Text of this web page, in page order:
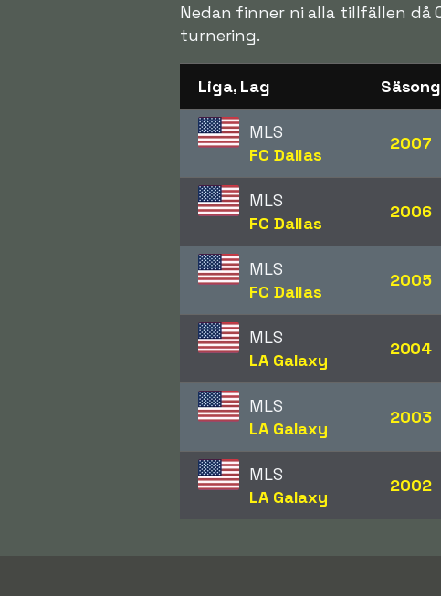
Nedan finner ni alla tillfällen då
turnering.
Liga, Lag Säsong
MLS
FC Dallas
2007
MLS
FC Dallas
2006
MLS
FC Dallas
2005
MLS
LA Galaxy
2004
MLS
LA Galaxy
2003
MLS
LA Galaxy
2002